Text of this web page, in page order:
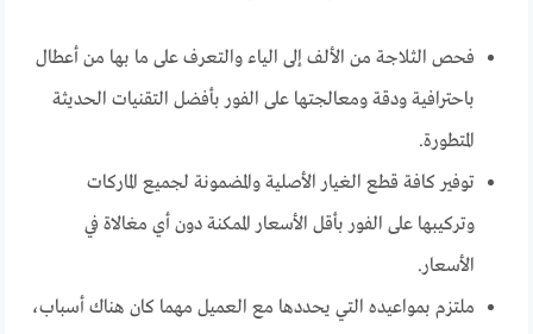
فحص الثلاجة من الألف إلى الياء والتعرف على ما بها من أعطال
باحترافية ودقة ومعالجتها على الفور بأفضل التقنيات الحديثة
المتطورة.
توفير كافة قطع الغيار الأصلية والمضمونة لجميع الماركات
وتركيبها على الفور بأقل الأسعار الممكنة دون أي مغالاة في
الأسعار.
ملتزم بمواعيده التي يحددها مع العميل مهما كان هناك أسباب،